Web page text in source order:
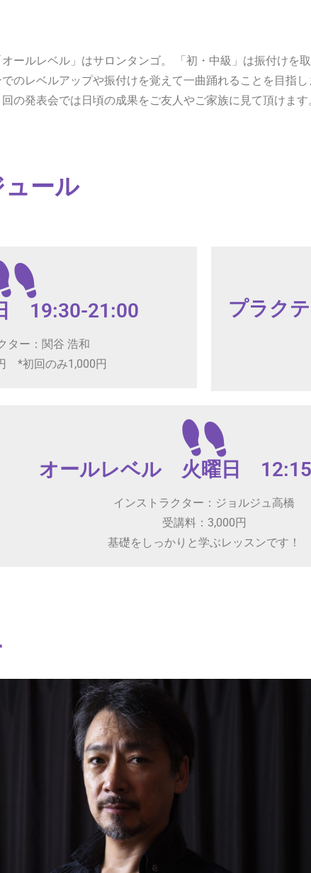
ールレベル」はサロンタンゴ。 「初・中級」は振付けを
のレベルアップや振付けを覚えて一曲踊れることを目指
の発表会では日頃の成果をご友人やご家族に見て頂けます
ール
19:30-21:00
ター：関谷 浩和
*初回のみ1,000円
プラク
オールレベル 火曜日
インストラクター：ジョルジュ高橋
受講料：3,000円
基礎をしっかりと学ぶレッスンです！